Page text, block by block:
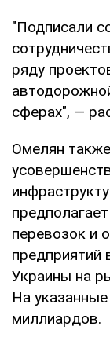
"Подписали
ряду
сферах", —
Омелян
перевозок и
Украины на
На
миллиардов.